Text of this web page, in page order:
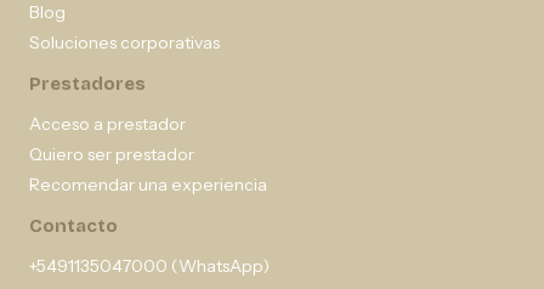
Blog
Soluciones corporativas
Prestadores
Acceso a prestador
Quiero ser prestador
Recomendar una experiencia
Contacto
+5491135047000 (WhatsApp)